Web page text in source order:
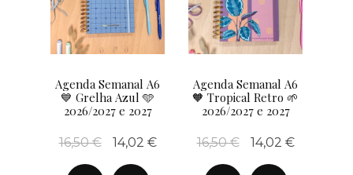
Agenda Semanal A6
💙 Grelha Azul 🩵
2026/2027 e 2027
16,50 € 14,02 €
Agenda Semanal A6
🧡 Tropical Retro 🌱
2026/2027 e 2027
16,50 € 14,02 €